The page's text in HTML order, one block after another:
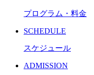
プログラム・料金
SCHEDULE
スケジュール
ADMISSION